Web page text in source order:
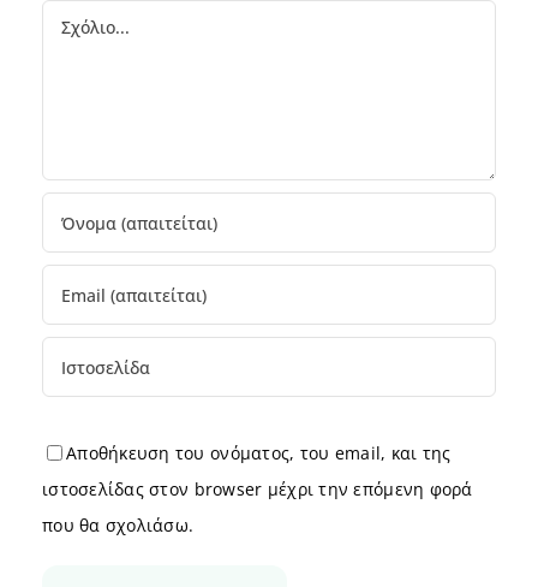
Comment
Αποθήκευση του ονόματος, του email, και της
ιστοσελίδας στον browser μέχρι την επόμενη φορά
που θα σχολιάσω.